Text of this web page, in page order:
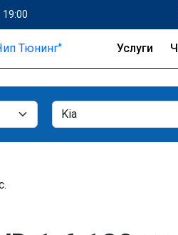
19:00
Услуги